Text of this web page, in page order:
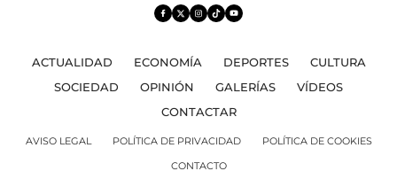
ACTUALIDAD ECONOMÍA DEPORTES
CULTURA
SOCIEDAD
OPINIÓN GALERÍAS
VÍDEOS
CONTACTAR
AVISO LEGAL POLÍTICA DE PRIVACIDAD
POLÍTICA DE COOKIES
CONTACTO